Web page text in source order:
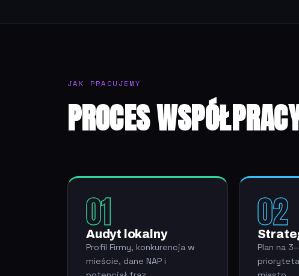
JAK PRACUJEMY
PROCES
01
Audyt lokalny
Profil Firmy, konkurencja w
mieście, dane NAP i
02
Plan na